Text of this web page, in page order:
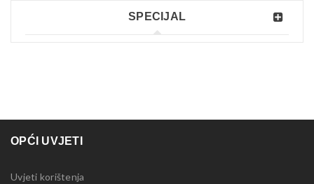
SPECIJAL
OPĆI UVJETI
Uvjeti korištenja